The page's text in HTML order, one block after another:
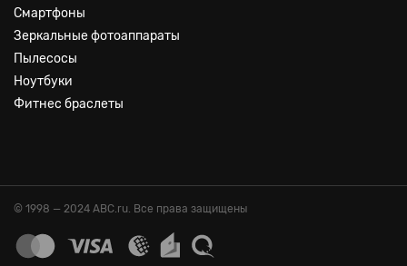
Смартфоны
Зеркальные фотоаппараты
Пылесосы
Ноутбуки
Фитнес браслеты
© 1998 — 2024 ABC.ru. Все права защищены